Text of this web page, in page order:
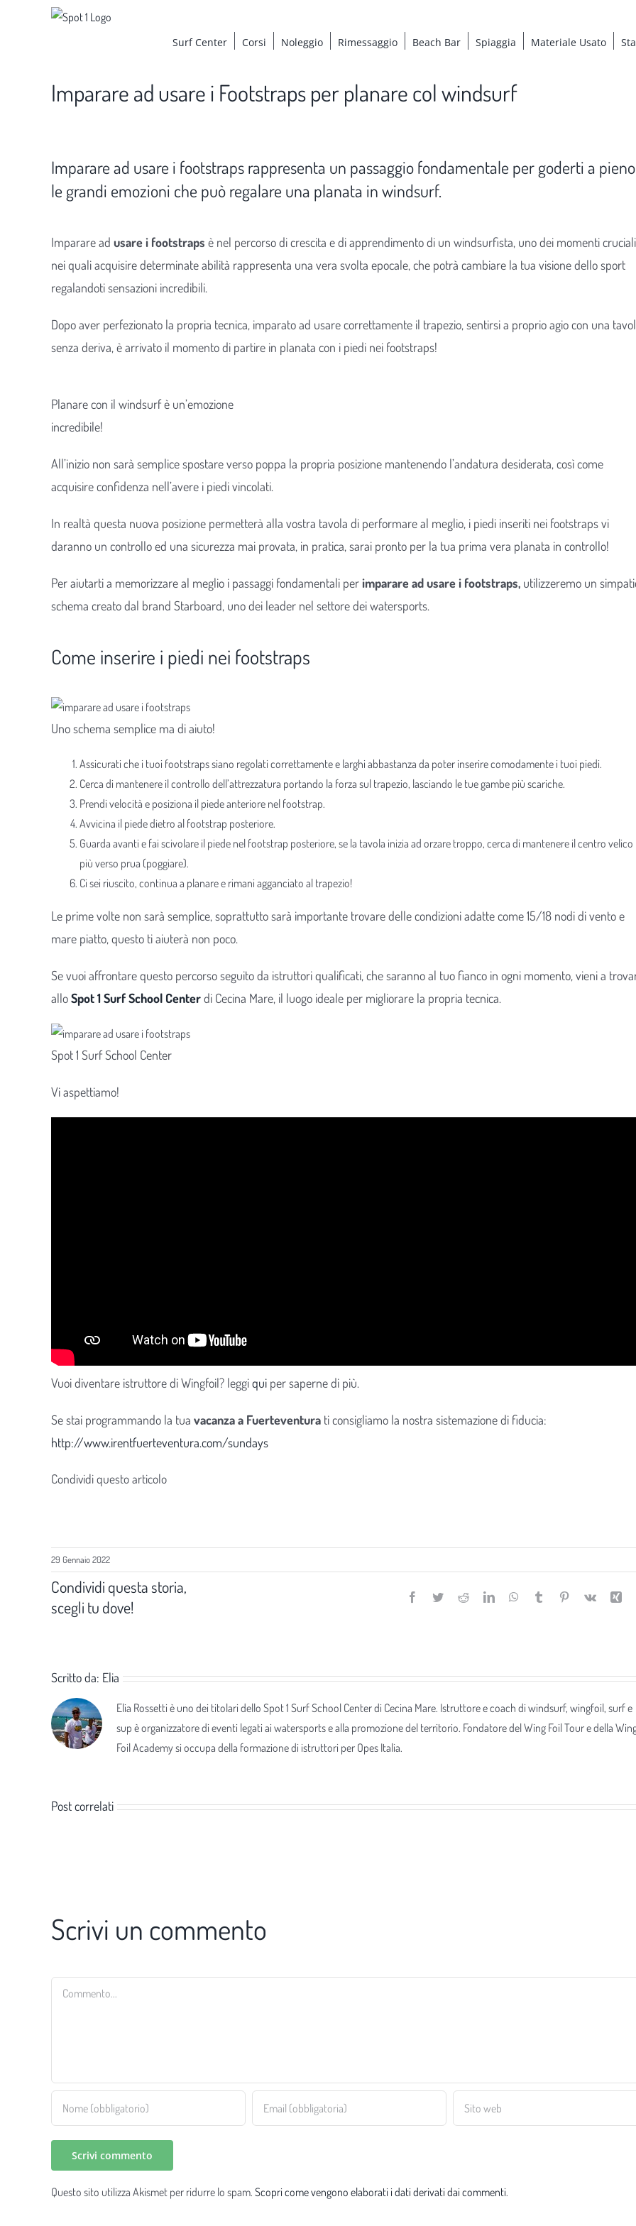
Surf Center Corsi Noleggio Rimessaggio Beach Bar Spiaggia Materiale Usato
Imparare ad usare i Footstraps per planare col windsurf
Imparare ad usare i footstraps rappresenta un passaggio fondamentale per goderti a pieno
le grandi emozioni che può regalare una planata in windsurf.
Imparare ad usare i footstraps è nel percorso di crescita e di apprendimento di un windsurfista, uno dei momenti
nei quali acquisire determinate abilità rappresenta una vera svolta epocale, che potrà cambiare la tua visione dello sport
regalandoti sensazioni incredibili.
Dopo aver perfezionato la propria tecnica, imparato ad usare correttamente il trapezio, sentirsi a proprio agio con una
senza deriva, è arrivato il momento di partire in planata con i piedi nei footstraps!
Planare con il windsurf è un’emozione
incredibile!
All’inizio non sarà semplice spostare verso poppa la propria posizione mantenendo l’andatura desiderata, così come
acquisire confidenza nell’avere i piedi vincolati.
In realtà questa nuova posizione permetterà alla vostra tavola di performare al meglio, i piedi inseriti nei footstraps vi
daranno un controllo ed una sicurezza mai provata, in pratica, sarai pronto per la tua prima vera planata in controllo!
Per aiutarti a memorizzare al meglio i passaggi fondamentali perimparare ad usare i footstraps, utilizzeremo un
schema creato dal brand Starboard, uno dei leader nel settore dei watersports.
Come inserire i piedi nei footstraps
Uno schema semplice ma di aiuto!
Assicurati che i tuoi footstraps siano regolati correttamente e larghi abbastanza da poter inserire comodamente i tuoi piedi.
Cerca di mantenere il controllo dell’attrezzatura portando la forza sul trapezio, lasciando le tue gambe più scariche.
Prendi velocità e posiziona il piede anteriore nel footstrap.
Avvicina il piede dietro al footstrap posteriore.
Guarda avanti e fai scivolare il piede nel footstrap posteriore, se la tavola inizia ad orzare troppo, cerca di mantenere il centro velico
più verso prua (poggiare).
Ci sei riuscito, continua a planare e rimani agganciato al trapezio!
Le prime volte non sarà semplice, soprattutto sarà importante trovare delle condizioni adatte come 15/18 nodi di vento e
mare piatto, questo ti aiuterà non poco.
Se vuoi affrontare questo percorso seguito da istruttori qualificati, che saranno al tuo fianco in ogni momento, vieni a
alloSpot 1 Surf School Centerdi Cecina Mare, il luogo ideale per migliorare la propria tecnica.
Spot 1 Surf School Center
Vi aspettiamo!
Vuoi diventare istruttore di Wingfoil? leggiqui per saperne di più.
Se stai programmando la tua vacanza a Fuerteventura ti consigliamo la nostra sistemazione di fiducia:
http://www.irentfuerteventura.com/sundays
Condividi questo articolo
29 Gennaio 2022
Condividi questa storia,
scegli tu dove!
Facebook
TwitterRedditLinkedInWhatsApp
Tumblr Pinterest
Vk
Scritto da: Elia
Elia Rossetti è uno dei titolari dello Spot 1 Surf School Center di Cecina Mare. Istruttore e coach di windsurf, wingfoil, surf e
sup è organizzatore di eventi legati ai watersports e alla promozione del territorio. Fondatore del Wing Foil Tour e della
Foil Academy si occupa della formazione di istruttori per Opes Italia.
Post correlati
Scrivi un commento
Commento
Questo sito utilizza Akismet per ridurre lo spam. Scopri come vengono elaborati i dati derivati dai commenti.